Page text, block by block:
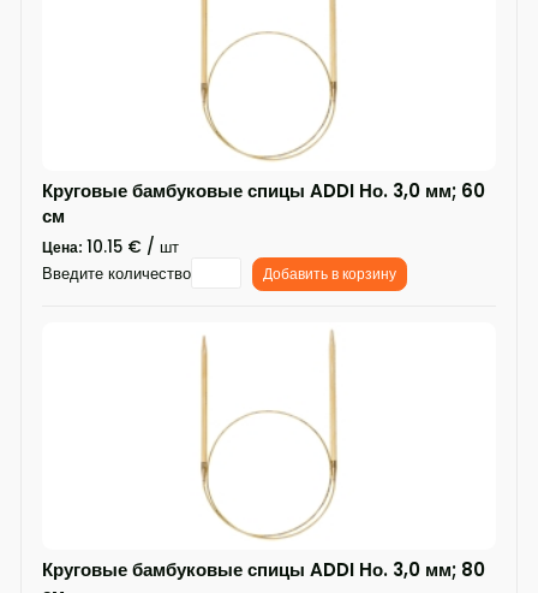
Круговые бамбуковые спицы ADDI Но. 3,0 мм; 60
см
Цена: 10.15 € / шт
Введите количество
Добавить в корзину
Круговые бамбуковые спицы ADDI Но. 3,0 мм; 80